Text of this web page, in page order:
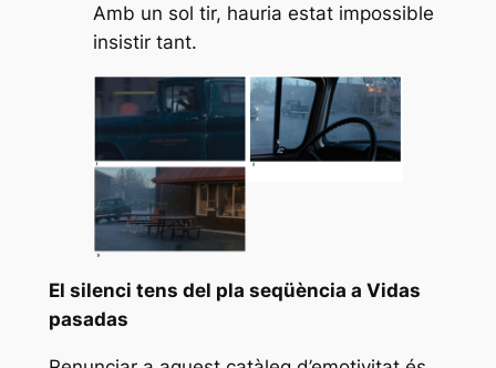
Amb un sol tir, hauria estat impossible
insistir tant.
El silenci tens del pla seqüència a Vidas
pasadas